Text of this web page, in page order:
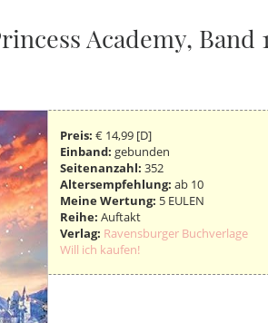
Academy, Band
Preis: € 14,99 [D]
Einband: gebunden
Seitenanzahl: 352
Altersempfehlung: ab 10
Meine Wertung: 5 EULEN
Reihe: Auftakt
Verlag: Ravensburger Buchverlage
Will ich kaufen!